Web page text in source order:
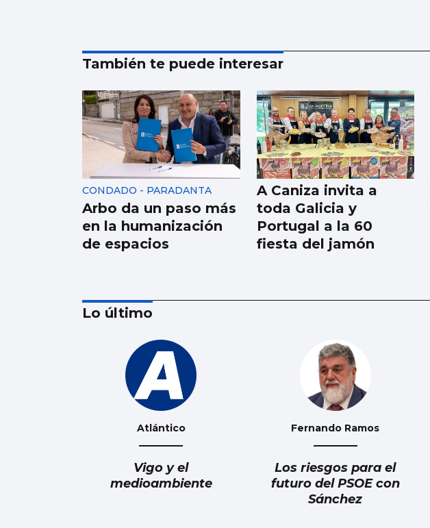
También te puede interesar
CONDADO - PARADANTA
Arbo da un paso más
en la humanización
de espacios
A Caniza invita a
toda Galicia y
Portugal a la 60
fiesta del jamón
Rueda inaugura el
‘MercaTea’ como
mercado de
excelencia
Lo último
Atlántico
Vigo y el
medioambiente
Fernando Ramos
Los riesgos para el
futuro del PSOE con
Sánchez